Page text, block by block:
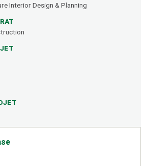
Interior Design & Planning